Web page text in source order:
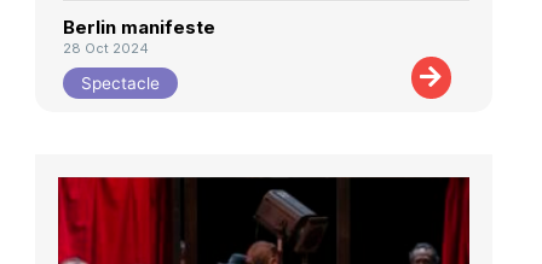
Berlin manifeste
28 Oct 2024
Spectacle